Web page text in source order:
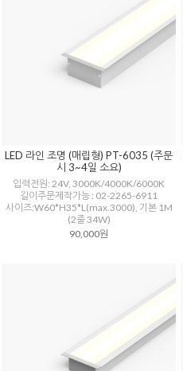
LED 라인 조명 (매립형) PT-6035 (주문
시 3~4일 소요)
입력전원: 24V, 3000K/4000K/6000K
길이주문제작가능 : 02-2265-6911
사이즈:W60*H35*L(max.3000), 기본 1M
(2줄 34W)
90,000원